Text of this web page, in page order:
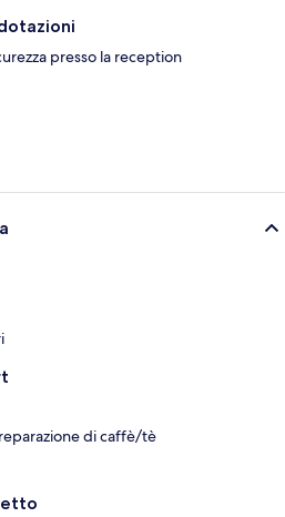
presso la reception
di caffè/tè